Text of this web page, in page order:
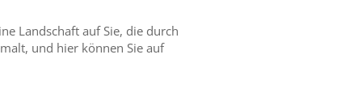
Landschaft auf Sie, die durch
und hier können Sie auf